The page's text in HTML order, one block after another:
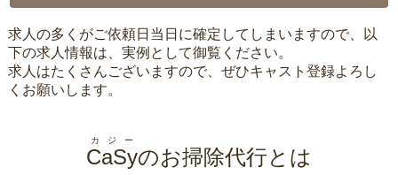
求人の多くがご依頼日当日に確定してしまいますので、以
下の求人情報は、実例として御覧ください。
求人はたくさんございますので、ぜひキャスト登録よろし
くお願いします。
CaSy
カジー
のお掃除代行とは